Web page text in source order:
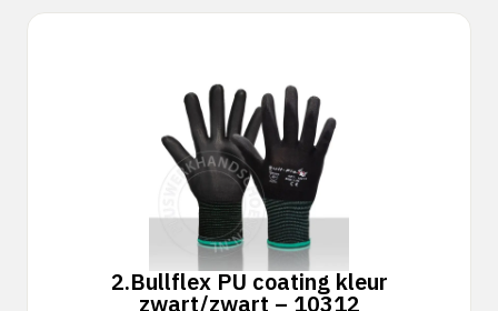
2.Bullflex PU coating kleur
zwart/zwart – 10312